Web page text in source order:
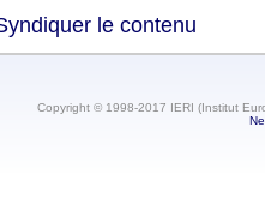
Copyright © 1998-2017 IERI (Institut